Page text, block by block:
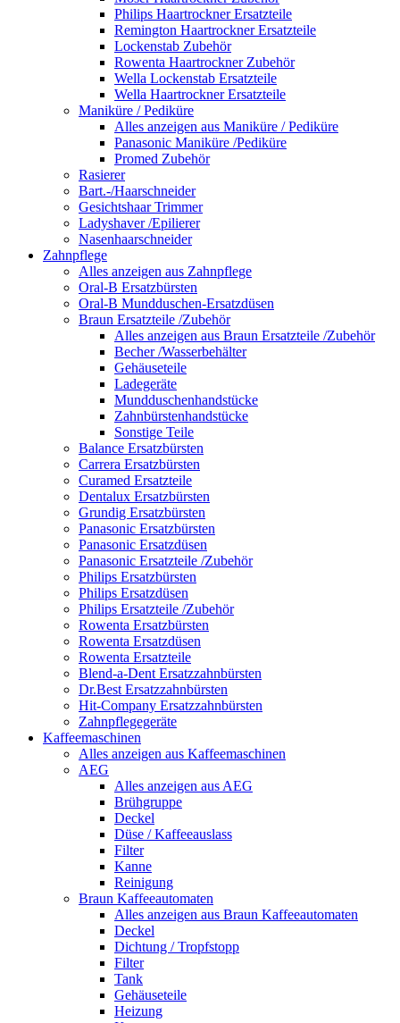
Philips Haartrockner Ersatzteile
Remington Haartrockner Ersatzteile
Lockenstab Zubehör
Rowenta Haartrockner Zubehör
Wella Lockenstab Ersatzteile
Wella Haartrockner Ersatzteile
Maniküre / Pediküre
Alles anzeigen aus Maniküre / Pediküre
Panasonic Maniküre /Pediküre
Promed Zubehör
Rasierer
Bart.-/Haarschneider
Gesichtshaar Trimmer
Ladyshaver /Epilierer
Nasenhaarschneider
Zahnpflege
Alles anzeigen aus Zahnpflege
Oral-B Ersatzbürsten
Oral-B Mundduschen-Ersatzdüsen
Braun Ersatzteile /Zubehör
Alles anzeigen aus Braun Ersatzteile /Zubehör
Becher /Wasserbehälter
Gehäuseteile
Ladegeräte
Mundduschenhandstücke
Zahnbürstenhandstücke
Sonstige Teile
Balance Ersatzbürsten
Carrera Ersatzbürsten
Curamed Ersatzteile
Dentalux Ersatzbürsten
Grundig Ersatzbürsten
Panasonic Ersatzbürsten
Panasonic Ersatzdüsen
Panasonic Ersatzteile /Zubehör
Philips Ersatzbürsten
Philips Ersatzdüsen
Philips Ersatzteile /Zubehör
Rowenta Ersatzbürsten
Rowenta Ersatzdüsen
Rowenta Ersatzteile
Blend-a-Dent Ersatzzahnbürsten
Dr.Best Ersatzzahnbürsten
Hit-Company Ersatzzahnbürsten
Zahnpflegegeräte
Kaffeemaschinen
Alles anzeigen aus Kaffeemaschinen
AEG
Alles anzeigen aus AEG
Brühgruppe
Deckel
Düse / Kaffeeauslass
Filter
Kanne
Reinigung
Braun Kaffeeautomaten
Alles anzeigen aus Braun Kaffeeautomaten
Deckel
Dichtung / Tropfstopp
Filter
Tank
Gehäuseteile
Heizung